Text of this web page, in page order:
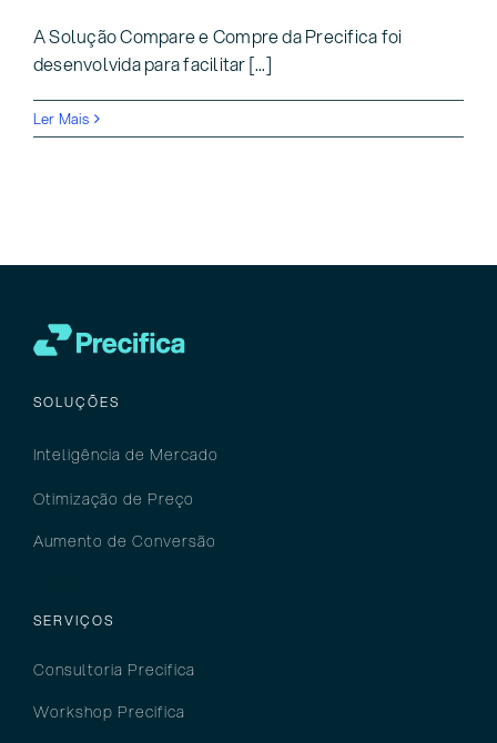
A Solução Compare e Compre da Precifica foi
desenvolvida para facilitar [...]
Ler Mais
SOLUÇÕES
Inteligência de Mercado
Otimização de Preço
Aumento de Conversão
SERVIÇOS
Consultoria Precifica
Workshop Precifica